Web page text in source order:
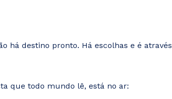
há destino pronto. Há escolhas e é através
que todo mundo lê, está no ar: